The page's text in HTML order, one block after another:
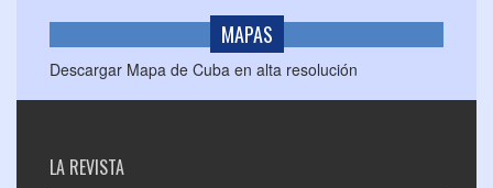
MAPAS
Descargar Mapa de Cuba en alta resolución
LA REVISTA